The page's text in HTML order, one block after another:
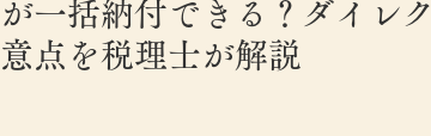
一括納付できる？ダイレク
点を税理士が解説